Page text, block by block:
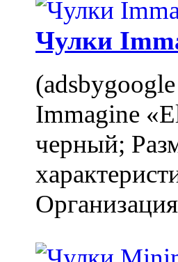
Чулки
Immagine
черный;